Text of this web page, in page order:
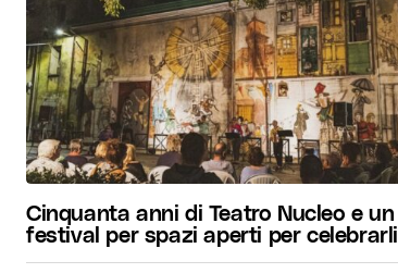
Cinquanta anni di Teatro Nucleo e un
festival per spazi aperti per celebrarli